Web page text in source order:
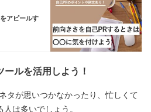
アピールす
ルを活用しよう！
タが思いつかなかったり、忙しくて
は多いでしょう。